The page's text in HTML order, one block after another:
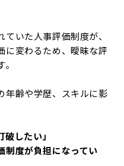
いた人事評価制度が、
に変わるため、曖昧な評
年齢や学歴、スキルに影
したい」
制度が負担になってい